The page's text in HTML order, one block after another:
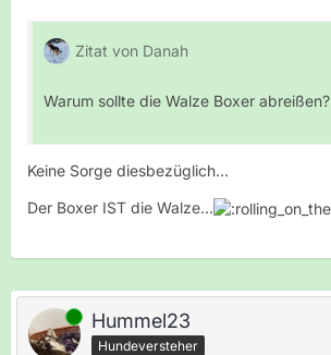
Zitat von Danah
Warum sollte die Walze Boxer abreißen?
Keine Sorge diesbezüglich...
Der Boxer IST die Walze...
Online Hummel23
Hundeversteher